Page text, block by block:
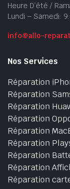
Heure D’été /
Lundi – Samedi:
info@allo-
Nos Services
Réparation
Réparation
Réparation
Réparation
Réparation
Réparation
Réparation
Réparation
Réparation